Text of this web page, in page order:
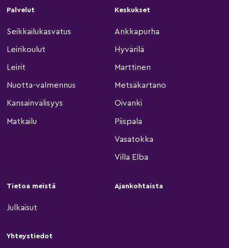
Palvelut
Seikkailukasvatus
Leirikoulut
Leirit
Nuotta-valmennus
Kansainvälisyys
Matkailu
Keskukset
Ankkapurha
Hyvärilä
Marttinen
Metsäkartano
Oivanki
Piispala
Vasatokka
Villa Elba
Tietoa meistä
Julkaisut
Ajankohtaista
Yhteystiedot